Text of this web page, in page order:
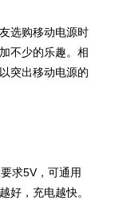
选购移动电源时
不少的乐趣。相
突出移动电源的
求5V，可通用
好，充电越快。